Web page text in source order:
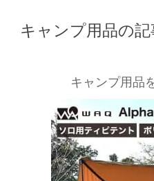
キャンプ用品の
キャンプ用品